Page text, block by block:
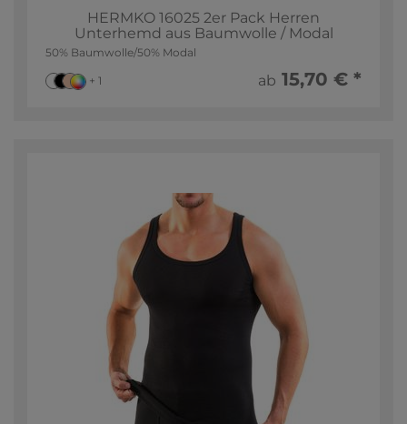
HERMKO 16025 2er Pack Herren
Unterhemd aus Baumwolle / Modal
50% Baumwolle/50% Modal
+ 1 ab 15,70 € *